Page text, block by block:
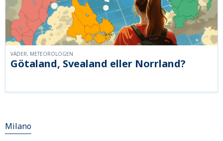
Götaland, Svealand eller Norrland?
VÄDER, METEOROLOGEN
Milano